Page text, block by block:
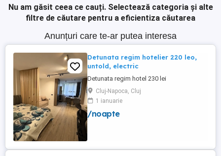
Nu am găsit ceea ce cauți. Selectează categoria și alte
filtre de căutare pentru a eficientiza căutarea
Anunțuri care te-ar putea interesa
Detunata regim hotelier 220 leo,
untold, electric
Detunata regim hotel 230 lei
Cluj-Napoca, Cluj
1 ianuarie
/noapte